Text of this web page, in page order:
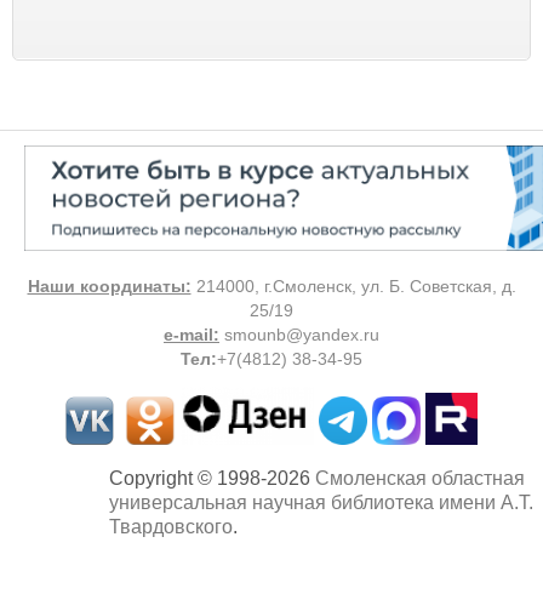
Наши координаты: 214000, г.Смоленск, ул. Б. Советская, д.
25/19
e-mail: smounb@yandex.ru
Тел:+7(4812) 38-34-95
Copyright © 1998-2026 Смоленская областная
универсальная научная библиотека имени А.Т.
Твардовского.